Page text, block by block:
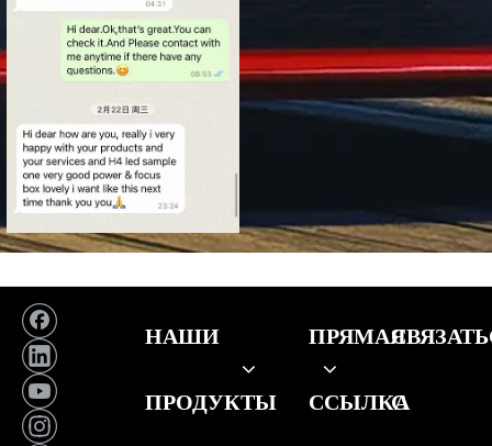
НАШИ
ПРОДУКТЫ
ПРЯМАЯ
ССЫЛКА
С